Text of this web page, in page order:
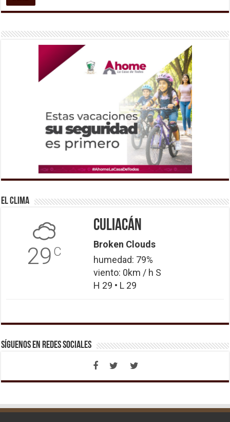
El Clima
29 C
Culiacán
Broken Clouds
humedad: 79%
viento: 0km / h S
H 29 • L 29
Síguenos en Redes Sociales